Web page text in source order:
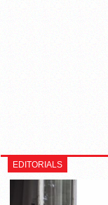
EDITORIALS